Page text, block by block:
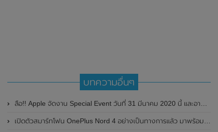
บทความอื่นๆ
ลือ!! Apple จัดงาน Special Event วันที่ 31 มีนาคม 2020 นี้ และอาจเปิดตัว iPhone 9 (iPhone SE 2) วันที่ 3 เมษายน 2020 นี้
เปิดตัวสมาร์ทโฟน OnePlus Nord 4 อย่างเป็นทางการแล้ว มาพร้อมดีไซน์ตัวเครื่องโลหะทั้งหมด และชิปเซ็ต Snapdragon 7+ Gen 3 ของ Qualcomm